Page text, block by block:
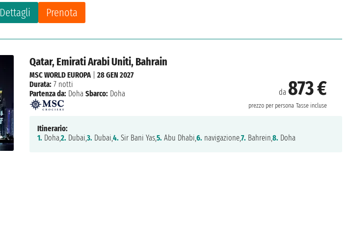
Dettagli Prenota
Qatar, Emirati Arabi Uniti, Bahrain
da 873 €
prezzo per persona Tasse incluse
MSC WORLD EUROPA| 28 GEN 2027
Durata: 7 notti
Partenza da: Doha Sbarco: Doha
Itinerario:
1. Doha,2. Dubai,3. Dubai,4. Sir Bani Yas,5. Abu Dhabi,6. navigazione,7. Bahrein,8. Doha